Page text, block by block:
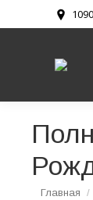
Вы здесь:
Главная